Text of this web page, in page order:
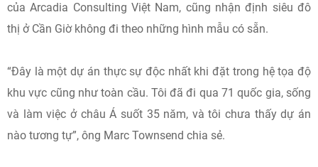
của Arcadia Consulting Việt Nam, cũng nhận định siêu đô
thị ở Cần Giờ không đi theo những hình mẫu có sẵn.
“Đây là một dự án thực sự độc nhất khi đặt trong hệ tọa độ
khu vực cũng như toàn cầu. Tôi đã đi qua 71 quốc gia, sống
và làm việc ở châu Á suốt 35 năm, và tôi chưa thấy dự án
nào tương tự”, ông Marc Townsend chia sẻ.